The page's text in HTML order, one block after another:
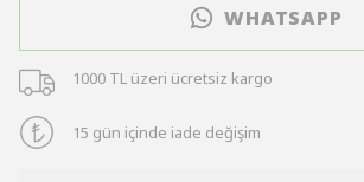
WHATSAPP
1000 TL üzeri ücretsiz kargo
15 gün içinde iade değişim